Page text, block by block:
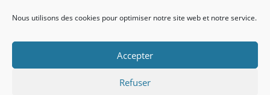
Nous utilisons des cookies pour optimiser notre site web et notre service.
Accepter
Refuser
visiteurs uniques: